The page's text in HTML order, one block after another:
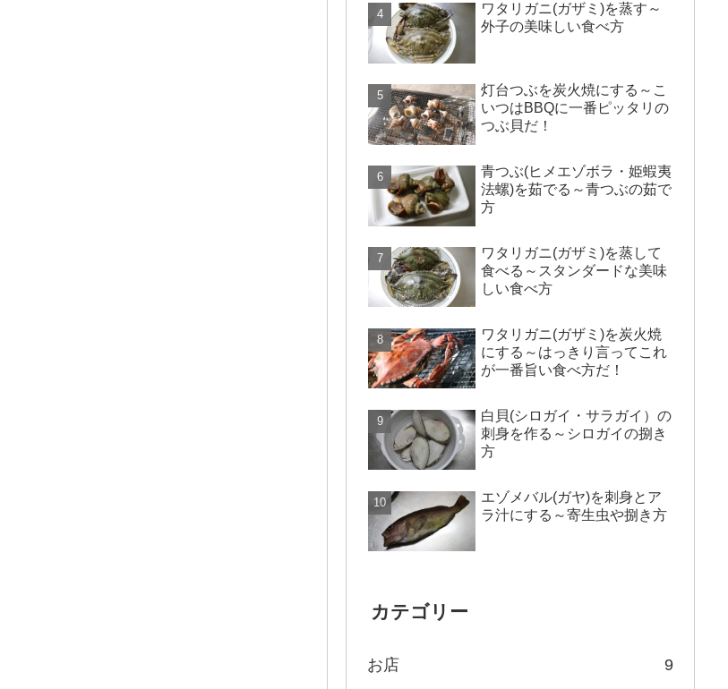
ワタリガニ(ガザミ)を蒸す～
外子の美味しい食べ方
灯台つぶを炭火焼にする～こ
いつはBBQに一番ピッタリの
つぶ貝だ！
青つぶ(ヒメエゾボラ・姫蝦夷
法螺)を茹でる～青つぶの茹で
方
ワタリガニ(ガザミ)を蒸して
食べる～スタンダードな美味
しい食べ方
ワタリガニ(ガザミ)を炭火焼
にする～はっきり言ってこれ
が一番旨い食べ方だ！
白貝(シロガイ・サラガイ）の
刺身を作る～シロガイの捌き
方
エゾメバル(ガヤ)を刺身とア
ラ汁にする～寄生虫や捌き方
カテゴリー
お店 9